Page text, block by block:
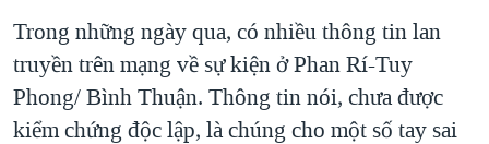
Trong những ngày qua, có nhiều thông tin lan
truyền trên mạng về sự kiện ở Phan Rí-Tuy
Phong/ Bình Thuận. Thông tin nói, chưa được
kiểm chứng độc lập, là chúng cho một số tay sai